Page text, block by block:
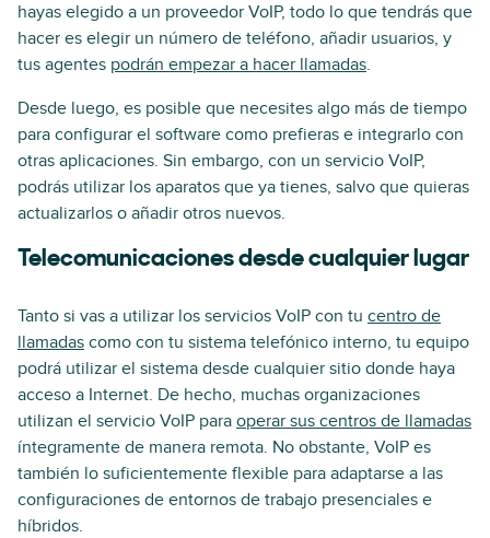
hayas elegido a un proveedor VoIP, todo lo que tendrás que
hacer es elegir un número de teléfono, añadir usuarios, y
tus agentes podrán empezar a hacer llamadas.
Desde luego, es posible que necesites algo más de tiempo
para configurar el software como prefieras e integrarlo con
otras aplicaciones. Sin embargo, con un servicio VoIP,
podrás utilizar los aparatos que ya tienes, salvo que quieras
actualizarlos o añadir otros nuevos.
Telecomunicaciones desde cualquier lugar
Tanto si vas a utilizar los servicios VoIP con tu centro de
llamadas como con tu sistema telefónico interno, tu equipo
podrá utilizar el sistema desde cualquier sitio donde haya
acceso a Internet. De hecho, muchas organizaciones
utilizan el servicio VoIP para operar sus centros de llamadas
íntegramente de manera remota. No obstante, VoIP es
también lo suficientemente flexible para adaptarse a las
configuraciones de entornos de trabajo presenciales e
híbridos.